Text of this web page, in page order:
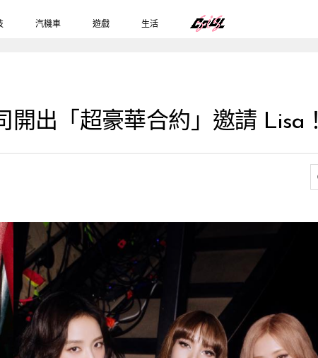
汽機車 遊戲 生活
出「超豪華合約」邀請 Lisa！